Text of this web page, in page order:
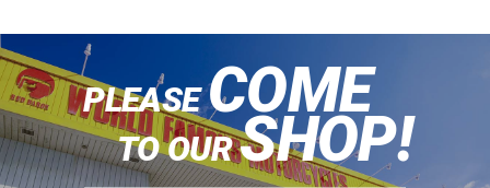
PLEASECOME
TO OURSHOP!